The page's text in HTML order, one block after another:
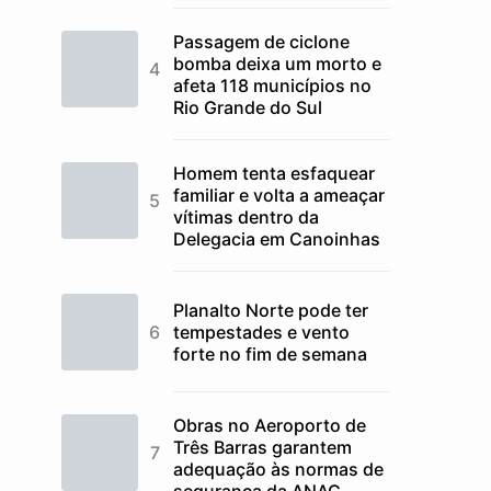
Passagem de ciclone
bomba deixa um morto e
afeta 118 municípios no
Rio Grande do Sul
Homem tenta esfaquear
familiar e volta a ameaçar
vítimas dentro da
Delegacia em Canoinhas
Planalto Norte pode ter
tempestades e vento
forte no fim de semana
Obras no Aeroporto de
Três Barras garantem
adequação às normas de